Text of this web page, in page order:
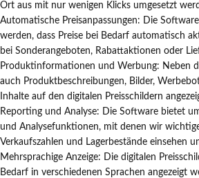
Ort aus mit nur wenigen Klicks umgesetzt
Automatische Preisanpassungen: Die
werden, dass Preise bei Bedarf automatisch
bei Sonderangeboten, Rabattaktionen oder
Produktinformationen und Werbung: Neben
auch Produktbeschreibungen, Bilder,
Inhalte auf den digitalen Preisschildern
Reporting und Analyse: Die Software bietet
und Analysefunktionen, mit denen wir
Verkaufszahlen und Lagerbestände einsehen
Mehrsprachige Anzeige: Die digitalen
Bedarf in verschiedenen Sprachen angezeigt